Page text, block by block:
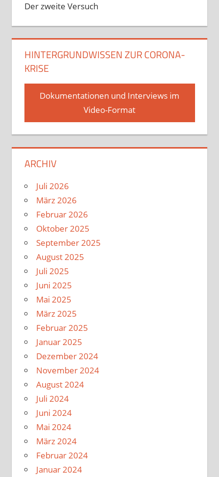
Der zweite Versuch
HINTERGRUNDWISSEN ZUR CORONA-
KRISE
Dokumentationen und Interviews im
Video-Format
ARCHIV
Juli 2026
März 2026
Februar 2026
Oktober 2025
September 2025
August 2025
Juli 2025
Juni 2025
Mai 2025
März 2025
Februar 2025
Januar 2025
Dezember 2024
November 2024
August 2024
Juli 2024
Juni 2024
Mai 2024
März 2024
Februar 2024
Januar 2024